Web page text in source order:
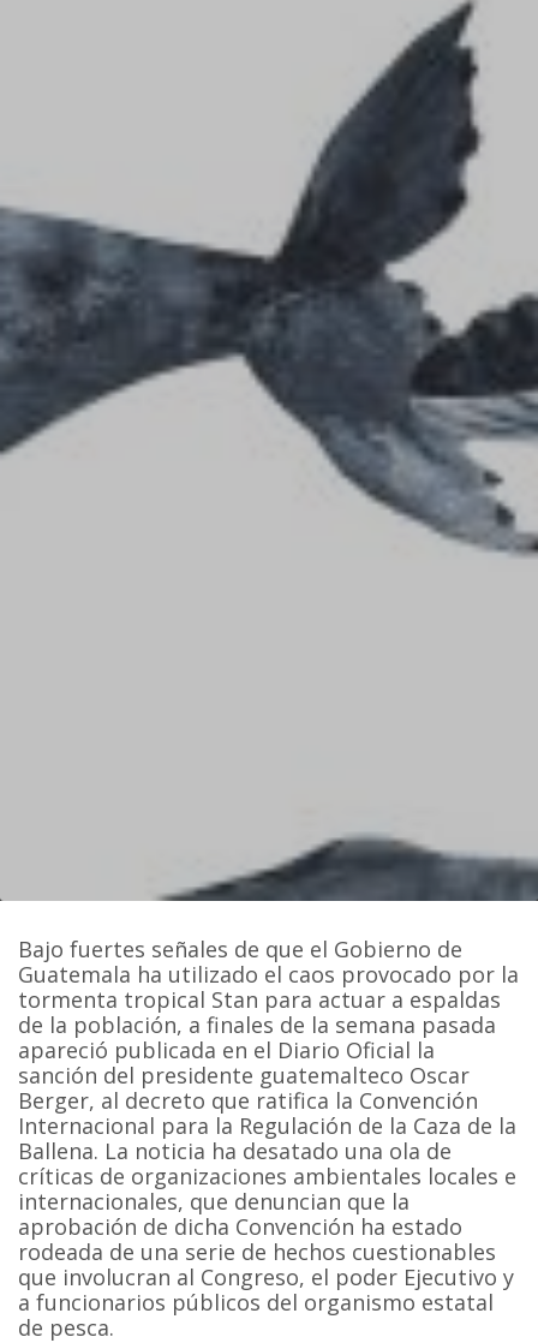
Bajo fuertes señales de que el Gobierno de
Guatemala ha utilizado el caos provocado por la
tormenta tropical Stan para actuar a espaldas
de la población, a finales de la semana pasada
apareció publicada en el Diario Oficial la
sanción del presidente guatemalteco Oscar
Berger, al decreto que ratifica la Convención
Internacional para la Regulación de la Caza de la
Ballena. La noticia ha desatado una ola de
críticas de organizaciones ambientales locales e
internacionales, que denuncian que la
aprobación de dicha Convención ha estado
rodeada de una serie de hechos cuestionables
que involucran al Congreso, el poder Ejecutivo y
a funcionarios públicos del organismo estatal
de pesca.